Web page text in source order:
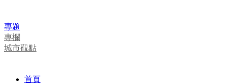
專題
專欄
城市觀點
首頁